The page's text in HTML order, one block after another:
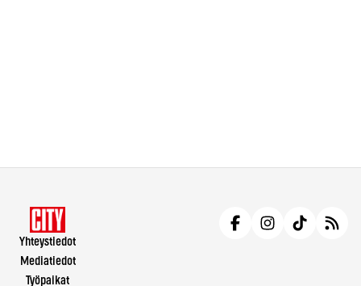
Yhteystiedot
Mediatiedot
Työpaikat